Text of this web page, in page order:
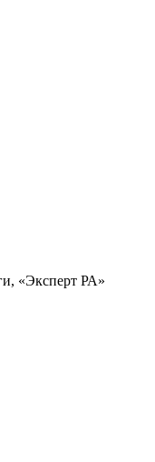
«Эксперт РА»